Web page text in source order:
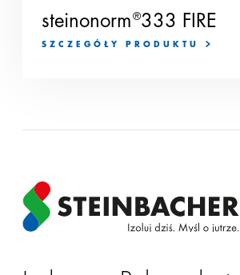
steinonorm ®333 FIRE
SZCZEGÓŁY PRODUKTU